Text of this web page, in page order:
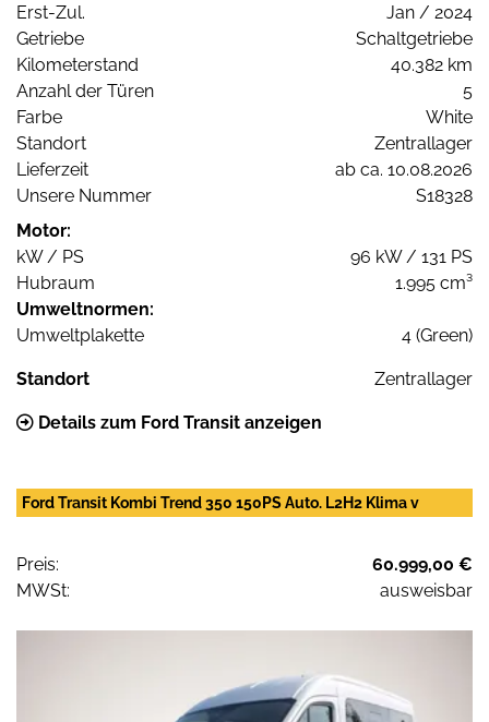
Erst-Zul.
Jan / 2024
Getriebe
Schaltgetriebe
Kilometerstand
40.382 km
Anzahl der Türen
5
Farbe
White
Standort
Zentrallager
Lieferzeit
ab ca. 10.08.2026
Unsere Nummer
S18328
Motor:
kW / PS
96 kW / 131 PS
Hubraum
1.995 cm³
Umweltnormen:
Umweltplakette
4 (Green)
Standort Zentrallager
Details zum Ford Transit anzeigen
Ford Transit Kombi Trend 350 150PS Auto. L2H2 Klima v
Preis:
60.999,00 €
MWSt:
ausweisbar